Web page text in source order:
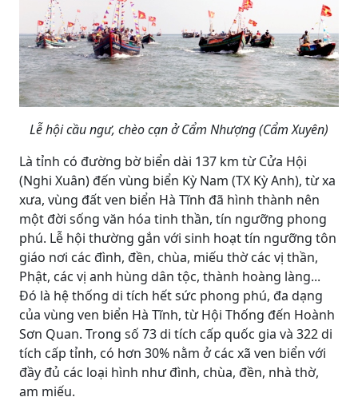
Lễ hội cầu ngư, chèo cạn ở Cẩm Nhượng (Cẩm Xuyên)
Là tỉnh có đường bờ biển dài 137 km từ Cửa Hội
(Nghi Xuân) đến vùng biển Kỳ Nam (TX Kỳ Anh), từ xa
xưa, vùng đất ven biển Hà Tĩnh đã hình thành nên
một đời sống văn hóa tinh thần, tín ngưỡng phong
phú. Lễ hội thường gắn với sinh hoạt tín ngưỡng tôn
giáo nơi các đình, đền, chùa, miếu thờ các vị thần,
Phật, các vị anh hùng dân tộc, thành hoàng làng...
Đó là hệ thống di tích hết sức phong phú, đa dạng
của vùng ven biển Hà Tĩnh, từ Hội Thống đến Hoành
Sơn Quan. Trong số 73 di tích cấp quốc gia và 322 di
tích cấp tỉnh, có hơn 30% nằm ở các xã ven biển với
đầy đủ các loại hình như đình, chùa, đền, nhà thờ,
am miếu.